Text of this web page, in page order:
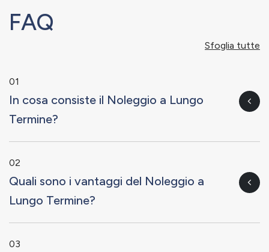
FAQ
Sfoglia tutte
01
In cosa consiste il Noleggio a Lungo
Termine?
02
Quali sono i vantaggi del Noleggio a
Lungo Termine?
03